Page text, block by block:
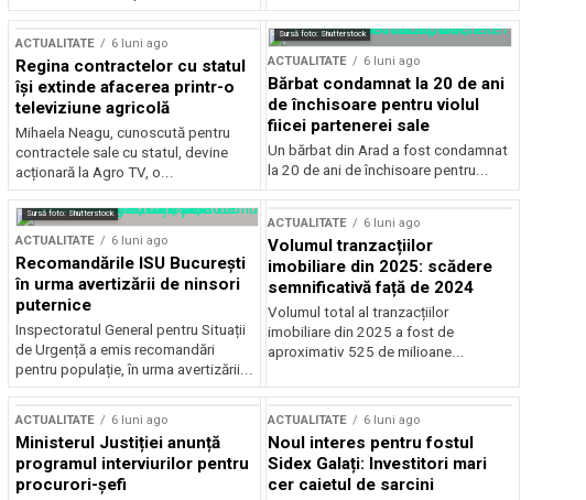
ACTUALITATE 6 luni ago
Regina contractelor cu statul
își extinde afacerea printr-o
televiziune agricolă
Mihaela Neagu, cunoscută pentru
contractele sale cu statul, devine
acționară la Agro TV, o...
Sursă foto: Shutterstock
ACTUALITATE 6 luni ago
Bărbat condamnat la 20 de ani
de închisoare pentru violul
fiicei partenerei sale
Un bărbat din Arad a fost condamnat
la 20 de ani de închisoare pentru...
Sursă foto: Shutterstock
ACTUALITATE 6 luni ago
Recomandările ISU București
în urma avertizării de ninsori
puternice
Inspectoratul General pentru Situații
de Urgență a emis recomandări
pentru populație, în urma avertizării...
ACTUALITATE 6 luni ago
Volumul tranzacțiilor
imobiliare din 2025: scădere
semnificativă față de 2024
Volumul total al tranzacțiilor
imobiliare din 2025 a fost de
aproximativ 525 de milioane...
ACTUALITATE 6 luni ago
Ministerul Justiției anunță
programul interviurilor pentru
procurori-șefi
ACTUALITATE 6 luni ago
Noul interes pentru fostul
Sidex Galați: Investitori mari
cer caietul de sarcini